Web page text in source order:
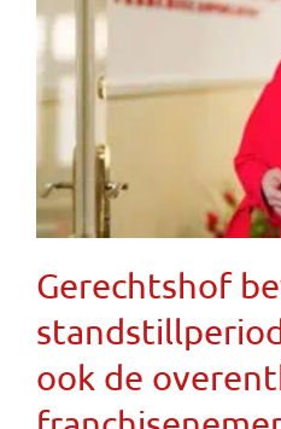
Gerechtshof
ook de